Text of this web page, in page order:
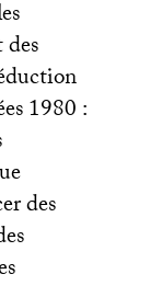
1980 :
des